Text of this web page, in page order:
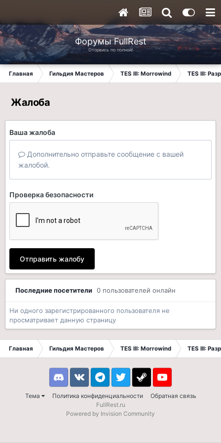
Форумы FullRest
Оторвись по полной!
Главная Гильдия Мастеров TES III: Morrowind TES III:
Жалоба
Ваша жалоба
Дополнительно отправьте сообщение с вашей
жалобой.
Проверка безопасности
Отправить жалобу
Последние посетители 0 пользователей онлайн
Ни одного зарегистрированного пользователя не
просматривает данную страницу
Главная Гильдия Мастеров TES III: Morrowind TES III:
Тема Политика конфиденциальности Обратная связь
DiscordVK TelegramTwitter Steam Youtube
FullRest.ru
Powered by Invision Community